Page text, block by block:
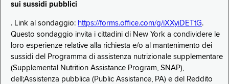
sui sussidi pubblici
. Link al sondaggio: https://forms.office.com/g/iXXyiDETtG.
Questo sondaggio invita i cittadini di New York a condividere le
loro esperienze relative alla richiesta e/o al mantenimento dei
sussidi del Programma di assistenza nutrizionale supplementare
(Supplemental Nutrition Assistance Program, SNAP),
dell;Assistenza pubblica (Public Assistance, PA) e del Reddito